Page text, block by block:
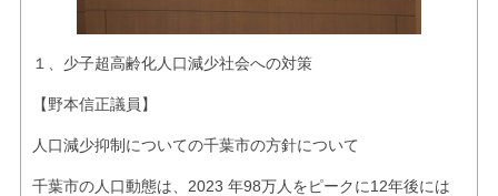
１、少子超高齢化人口減少社会への対策
【野本信正議員】
人口減少抑制についての千葉市の方針について
千葉市の人口動態は、2023 年98万人をピークに12年後には